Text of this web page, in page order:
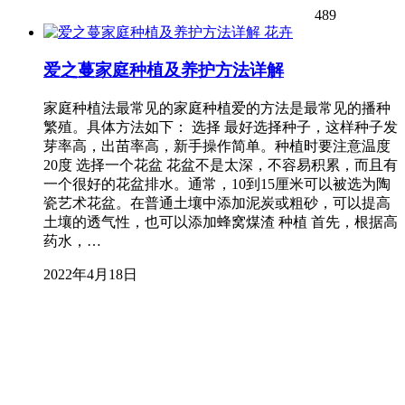
489
花卉
爱之蔓家庭种植及养护方法详解
家庭种植法最常见的家庭种植爱的方法是最常见的播种
繁殖。具体方法如下： 选择 最好选择种子，这样种子发
芽率高，出苗率高，新手操作简单。种植时要注意温度
20度 选择一个花盆 花盆不是太深，不容易积累，而且有
一个很好的花盆排水。通常，10到15厘米可以被选为陶
瓷艺术花盆。在普通土壤中添加泥炭或粗砂，可以提高
土壤的透气性，也可以添加蜂窝煤渣 种植 首先，根据高
药水，…
2022年4月18日